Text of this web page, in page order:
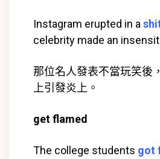
Instagram erupted in a
celebrity made an
那位名人發表不當玩笑後
上引發炎上。
get flamed
The college students got